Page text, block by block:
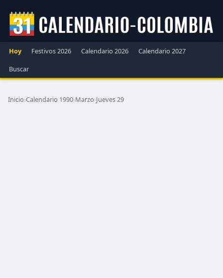
Hoy Festivos 2026 Calendario 2026
Calendario 2027
Buscar
Inicio›Calendario 1990›Marzo›Jueves 29